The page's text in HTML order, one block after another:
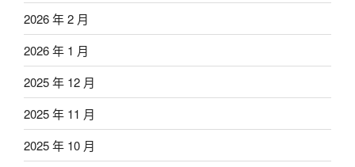
2026 年 2 月
2026 年 1 月
2025 年 12 月
2025 年 11 月
2025 年 10 月